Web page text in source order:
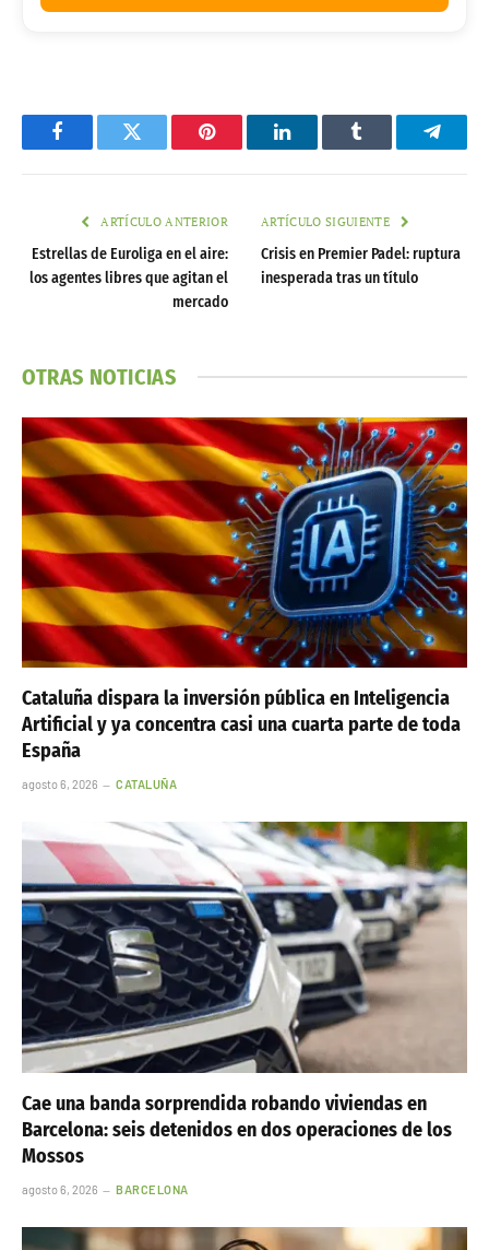
FacebookTwitter Pinterest LinkedInTumblr
ARTÍCULO ANTERIOR
Estrellas de Euroliga en el aire:
los agentes libres que agitan el
mercado
ARTÍCULO SIGUIENTE
Crisis en Premier Padel: ruptura
inesperada tras un título
OTRAS NOTICIAS
Cataluña dispara la inversión pública en Inteligencia
Artificial y ya concentra casi una cuarta parte de toda
España
agosto 6, 2026 CATALUÑA
Cae una banda sorprendida robando viviendas en
Barcelona: seis detenidos en dos operaciones de los
Mossos
agosto 6, 2026 BARCELONA